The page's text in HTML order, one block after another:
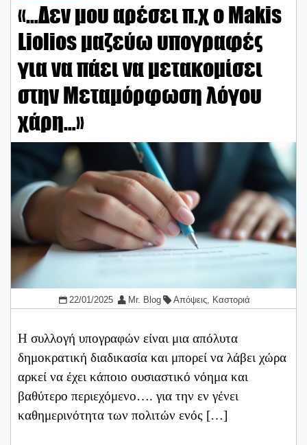
«…Δεν μου αρέσει π.χ ο Makis
Liolios μαζεύω υπογραφές
για να πάει να μετακομίσει
στην Μεταμόρφωση λόγου
χάρη…»
22/01/2025 Mr. Blog Απόψεις, Καστοριά
Η συλλογή υπογραφών είναι μια απόλυτα
δημοκρατική διαδικασία και μπορεί να λάβει χώρα
αρκεί να έχει κάποιο ουσιαστικό νόημα και
βαθύτερο περιεχόμενο…. για την εν γένει
καθημερινότητα των πολιτών ενός […]